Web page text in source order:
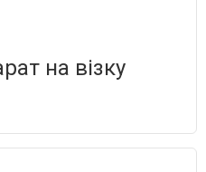
на візку